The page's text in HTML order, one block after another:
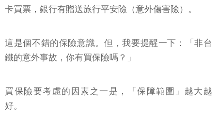
卡買票，銀行有贈送旅行平安險（意外傷害險）。
這是個不錯的保險意識。但，我要提醒一下：「非台
鐵的意外事故，你有買保險嗎？」
買保險要考慮的因素之一是，「保障範圍」越大越
好。